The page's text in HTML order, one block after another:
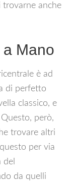
anche
Mano
è ad
di perfetto
classico, e
però,
trovare altri
per via
del
da quelli